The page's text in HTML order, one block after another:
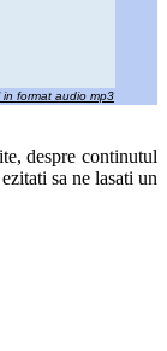
format audio mp3
despre continutul
sa ne lasati un